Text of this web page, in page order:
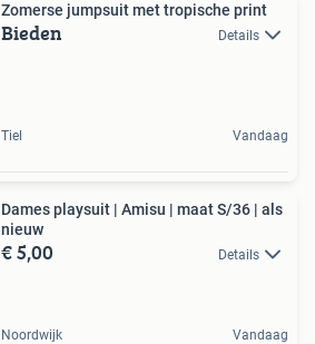
Zomerse jumpsuit met tropische print
Bieden Details
Tiel Vandaag
Dames playsuit | Amisu | maat S/36 | als
nieuw
€ 5,00 Details
Noordwijk Vandaag